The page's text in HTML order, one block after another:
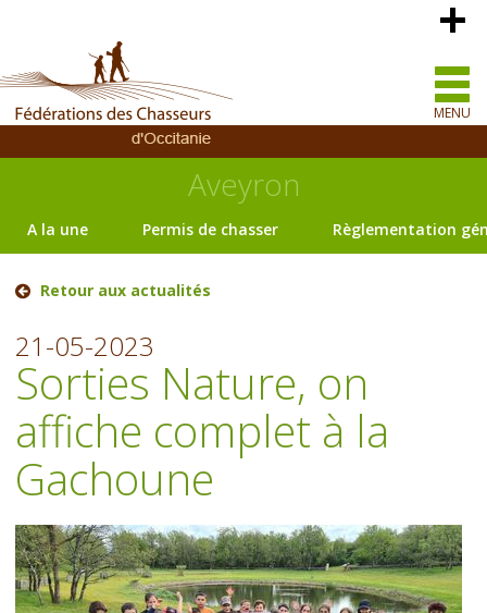
MENU
Aveyron
A la une Permis de chasser Règlementation
Retour aux actualités
21-05-2023
Sorties Nature, on
affiche complet à la
Gachoune